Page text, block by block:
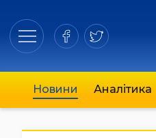
Новини Аналітика